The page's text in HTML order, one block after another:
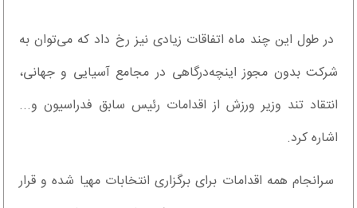
در طول این چند ماه اتفاقات زیادی نیز رخ داد که می‌توان به
شرکت بدون مجوز اینچه‌درگاهی در مجامع آسیایی و جهانی،
انتقاد تند وزیر ورزش از اقدامات رئیس سابق فدراسیون و...
اشاره کرد.
سرانجام همه اقدامات برای برگزاری انتخابات مهیا شده و قرار